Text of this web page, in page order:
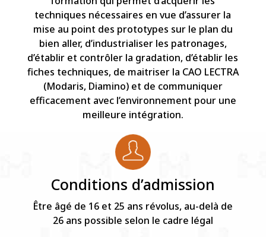
techniques nécessaires en vue d’assurer la
mise au point des prototypes sur le plan du
bien aller, d’industrialiser les patronages,
d’établir et contrôler la gradation, d’établir les
fiches techniques, de maitriser la CAO LECTRA
(Modaris, Diamino) et de communiquer
efficacement avec l’environnement pour une
meilleure intégration.
Conditions d’admission
Être âgé de 16 et 25 ans révolus, au-delà de
26 ans possible selon le cadre légal